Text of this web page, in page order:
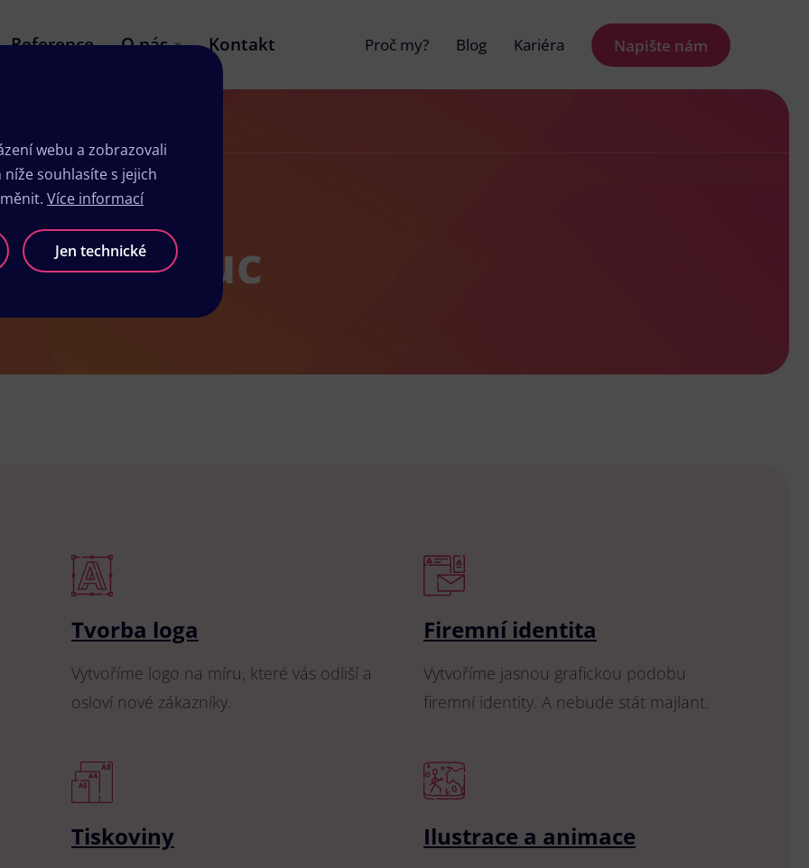
Reference O nás Kontakt Proč my? Blog Kariéra Napište nám
Olomouc
Tvorba loga
Vytvoříme logo na míru, které vás odliší a
osloví nové zákazníky.
Firemní identita
Vytvoříme jasnou grafickou podobu
firemní identity. A nebude stát majlant.
Tiskoviny Ilustrace a animace
webu a zobrazovali
souhlasíte s jejich
Více informací
Jen technické